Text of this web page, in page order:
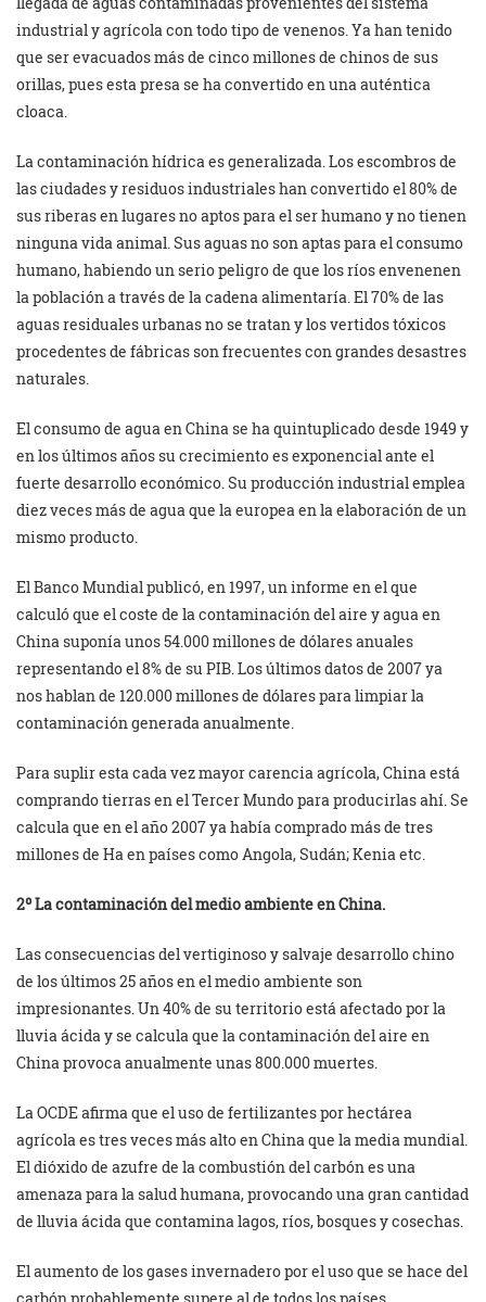
industrial y agrícola con todo tipo de venenos. Ya han tenido
que ser evacuados más de cinco millones de chinos de sus
orillas, pues esta presa se ha convertido en una auténtica
cloaca.
La contaminación hídrica es generalizada. Los escombros de
las ciudades y residuos industriales han convertido el 80% de
sus riberas en lugares no aptos para el ser humano y no tienen
ninguna vida animal. Sus aguas no son aptas para el consumo
humano, habiendo un serio peligro de que los ríos envenenen
la población a través de la cadena alimentaría. El 70% de las
aguas residuales urbanas no se tratan y los vertidos tóxicos
procedentes de fábricas son frecuentes con grandes desastres
naturales.
El consumo de agua en China se ha quintuplicado desde 1949 y
en los últimos años su crecimiento es exponencial ante el
fuerte desarrollo económico. Su producción industrial emplea
diez veces más de agua que la europea en la elaboración de un
mismo producto.
El Banco Mundial publicó, en 1997, un informe en el que
calculó que el coste de la contaminación del aire y agua en
China suponía unos 54.000 millones de dólares anuales
representando el 8% de su PIB. Los últimos datos de 2007 ya
nos hablan de 120.000 millones de dólares para limpiar la
contaminación generada anualmente.
Para suplir esta cada vez mayor carencia agrícola, China está
comprando tierras en el Tercer Mundo para producirlas ahí. Se
calcula que en el año 2007 ya había comprado más de tres
millones de Ha en países como Angola, Sudán; Kenia etc.
2º La contaminación del medio ambiente en China.
Las consecuencias del vertiginoso y salvaje desarrollo chino
de los últimos 25 años en el medio ambiente son
impresionantes. Un 40% de su territorio está afectado por la
lluvia ácida y se calcula que la contaminación del aire en
China provoca anualmente unas 800.000 muertes.
La OCDE afirma que el uso de fertilizantes por hectárea
agrícola es tres veces más alto en China que la media mundial.
El dióxido de azufre de la combustión del carbón es una
amenaza para la salud humana, provocando una gran cantidad
de lluvia ácida que contamina lagos, ríos, bosques y cosechas.
El aumento de los gases invernadero por el uso que se hace del